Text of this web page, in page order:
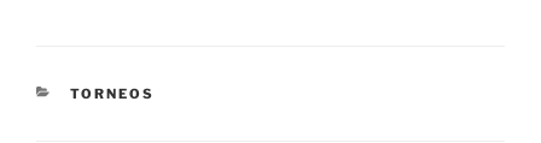
CATEGORÍAS
TORNEOS